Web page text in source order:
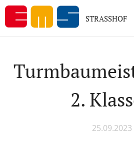
STRASSHOF
2.
25.09.2023